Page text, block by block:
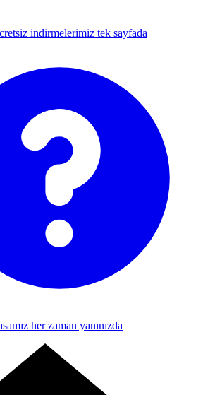
indirmelerimiz tek sayfada
her zaman yanınızda